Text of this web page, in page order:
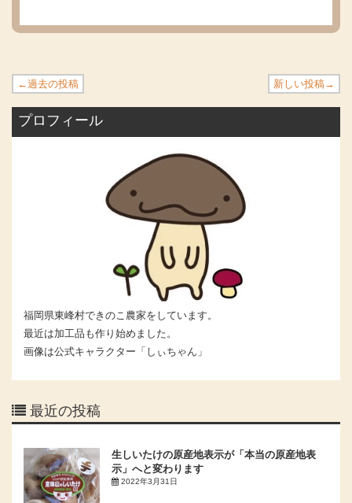
←過去の投稿 新しい投稿→
プロフィール
福岡県東峰村できのこ農家をしています。
最近は加工品も作り始めました。
画像は公式キャラクター「しぃちゃん」
最近の投稿
生しいたけの原産地表示が「本当の原産地表
示」へと変わります
2022年3月31日